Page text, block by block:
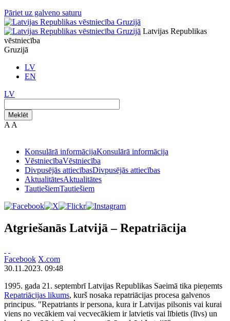
Pāriet uz galveno saturu
Latvijas Republikas
vēstniecība
Gruzijā
LV
EN
LV
Meklēt
A A
Konsulārā informācijaKonsulārā informācija
VēstniecībaVēstniecība
Divpusējās attiecībasDivpusējās attiecības
AktualitātesAktualitātes
TautiešiemTautiešiem
Atgriešanās Latvijā – Repatriācija
Facebook X.com
30.11.2023. 09:48
1995. gada 21. septembrī Latvijas Republikas Saeimā tika pieņemts
Repatriācijas likums, kurš nosaka repatriācijas procesa galvenos
principus. "Repatriants ir persona, kura ir Latvijas pilsonis vai kurai
viens no vecākiem vai vecvecākiem ir latvietis vai lībietis (līvs) un